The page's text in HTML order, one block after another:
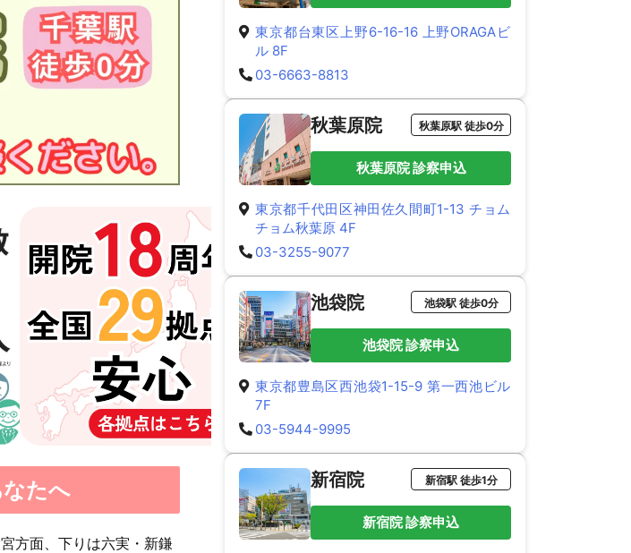
たへ
方面、下りは六実・新鎌
東京都台東区上野6-16-16 上野ORAGAビ
ル 8F
03-6663-8813
秋葉原院 秋葉原駅 徒歩0分
秋葉原院 診察申込
東京都千代田区神田佐久間町1-13 チョム
チョム秋葉原 4F
03-3255-9077
池袋院 池袋駅 徒歩0分
池袋院 診察申込
東京都豊島区西池袋1-15-9 第一西池ビル
7F
03-5944-9995
新宿院 新宿駅 徒歩1分
新宿院 診察申込